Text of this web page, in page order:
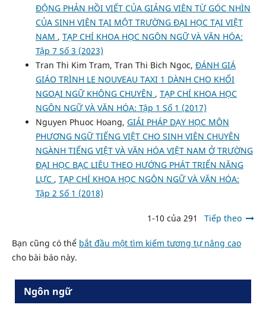
ĐỘNG PHẢN HỒI VIẾT CỦA GIẢNG VIÊN TỪ GÓC NHÌN
CỦA SINH VIÊN TẠI MỘT TRƯỜNG ĐẠI HỌC TẠI VIỆT
NAM , TẠP CHÍ KHOA HỌC NGÔN NGỮ VÀ VĂN HÓA:
Tập 7 Số 3 (2023)
Tran Thi Kim Tram, Tran Thi Bich Ngoc, ĐÁNH GIÁ
GIÁO TRÌNH LE NOUVEAU TAXI 1 DÀNH CHO KHỐI
NGOẠI NGỮ KHÔNG CHUYÊN , TẠP CHÍ KHOA HỌC
NGÔN NGỮ VÀ VĂN HÓA: Tập 1 Số 1 (2017)
Nguyen Phuoc Hoang, GIẢI PHÁP DẠY HỌC MÔN
PHƯƠNG NGỮ TIẾNG VIỆT CHO SINH VIÊN CHUYÊN
NGÀNH TIẾNG VIỆT VÀ VĂN HÓA VIỆT NAM Ở TRƯỜNG
ĐẠI HỌC BẠC LIÊU THEO HƯỚNG PHÁT TRIỂN NĂNG
LỰC , TẠP CHÍ KHOA HỌC NGÔN NGỮ VÀ VĂN HÓA:
Tập 2 Số 1 (2018)
1-10 của 291 Tiếp theo
Bạn cũng có thể bắt đầu một tìm kiếm tương tự nâng cao
cho bài báo này.
Ngôn ngữ